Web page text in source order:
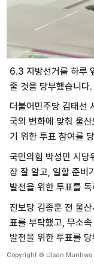
6.3 지방선거를 하루
줄 것을 당부했습니다.
더불어민주당 김태선
국의 변화에 맞춰 울
기 위한 투표 참여를
국민의힘 박성민 시당
장 잘 알고, 일할 준비
발전을 위한 투표를
진보당 김종훈 전 울
표를 부탁했고, 무소
발전을 위한 투표를
Copyright © Ulsan